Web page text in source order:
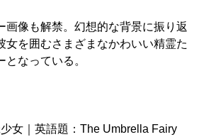
画像も解禁。幻想的な背景に振り返
女を囲むさまざまなかわいい精霊た
なっている。
語題：The Umbrella Fairy